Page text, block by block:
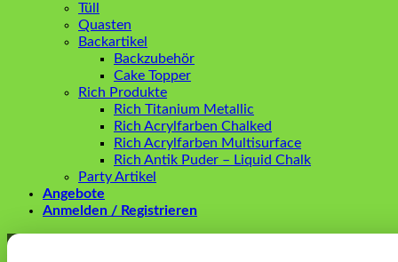
Tüll
Quasten
Backartikel
Backzubehör
Cake Topper
Rich Produkte
Rich Titanium Metallic
Rich Acrylfarben Chalked
Rich Acrylfarben Multisurface
Rich Antik Puder – Liquid Chalk
Party Artikel
Angebote
Anmelden / Registrieren
Anmelden